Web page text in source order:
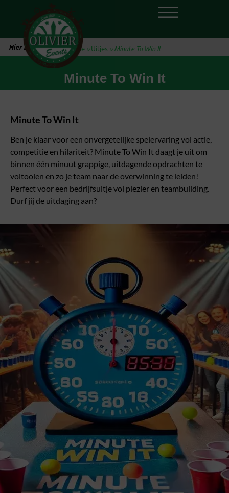
Hier ben je: Home »Uitjes »Minute To Win It
Minute To Win It
Minute To Win It
Ben je klaar voor een onvergetelijke spelervaring vol actie,
competitie en hilariteit? Minute To Win It daagt je uit om
binnen één minuut grappige, uitdagende opdrachten te
voltooien en zo je team naar de overwinning te leiden!
Perfect voor een bedrijfsuitje vol plezier en teambuilding.
Durf jij de uitdaging aan?